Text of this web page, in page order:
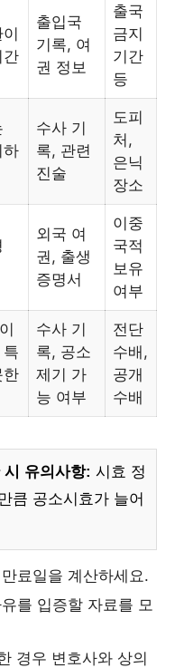
간
출입국
기록, 여
권 정보
출국
금지
기간
등
하
수사 기
록, 관련
진술
도피
처,
은닉
장소
외국 여
권, 출생
증명서
이중
국적
보유
여부
한
수사 기
록, 공소
제기 가
능 여부
전단
수배,
공개
수배
유의사항: 시효 정
큼 공소시효가 늘어
료일을 계산하세요.
를 입증할 자료를 모
경우 변호사와 상의